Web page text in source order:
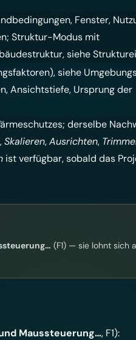
Fenster,
; Struktur-Modus mit
siehe
siehe
Ansichtstiefe, Ursprung der
derselbe
,Skalieren,Ausrichten,
ist verfügbar, sobald das
(F1) — sie lohnt sich
Maussteuerung…, F1):